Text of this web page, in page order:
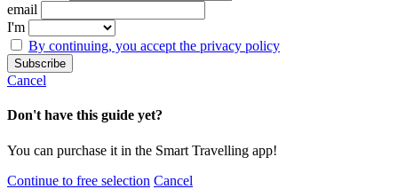
email
I'm
By continuing, you accept the privacy policy
Cancel
Don't have this guide yet?
You can purchase it in the Smart Travelling app!
Continue to free selection Cancel